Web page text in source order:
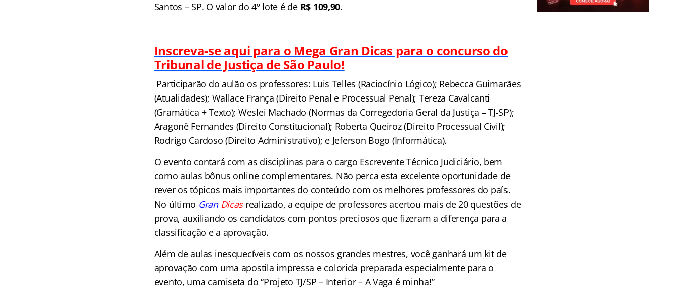
Santos – SP. O valor do 4º lote é de R$ 109,90.
Inscreva-se aqui para o Mega Gran Dicas para o concurso do
Tribunal de Justiça de São Paulo!
Participarão do aulão os professores: Luis Telles (Raciocínio Lógico); Rebecca Guimarães
(Atualidades); Wallace França (Direito Penal e Processual Penal); Tereza Cavalcanti
(Gramática + Texto); Weslei Machado (Normas da Corregedoria Geral da Justiça – TJ-SP);
Aragonê Fernandes (Direito Constitucional); Roberta Queiroz (Direito Processual Civil);
Rodrigo Cardoso (Direito Administrativo); e Jeferson Bogo (Informática).
O evento contará com as disciplinas para o cargo Escrevente Técnico Judiciário, bem
como aulas bônus online complementares. Não perca esta excelente oportunidade de
rever os tópicos mais importantes do conteúdo com os melhores professores do país.
No último GranDicasrealizado, a equipe de professores acertou mais de 20 questões de
prova, auxiliando os candidatos com pontos preciosos que fizeram a diferença para a
classificação e a aprovação.
Além de aulas inesquecíveis com os nossos grandes mestres, você ganhará um kit de
aprovação com uma apostila impressa e colorida preparada especialmente para o
evento, uma camiseta do “Projeto TJ/SP – Interior – A Vaga é minha!”